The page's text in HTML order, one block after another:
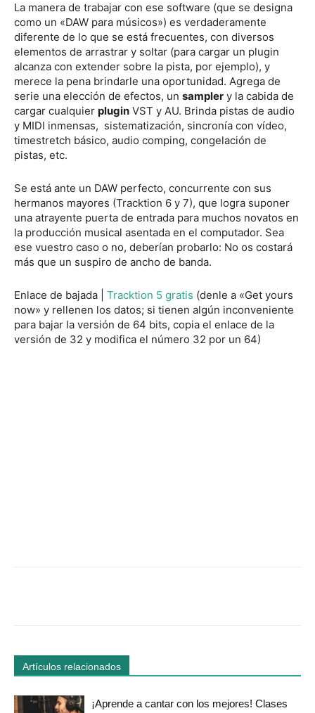
La manera de trabajar con ese software (que se designa
como un «DAW para músicos») es verdaderamente
diferente de lo que se está frecuentes, con diversos
elementos de arrastrar y soltar (para cargar un plugin
alcanza con extender sobre la pista, por ejemplo), y
merece la pena brindarle una oportunidad. Agrega de
serie una elección de efectos, un sampler y la cabida de
cargar cualquier plugin VST y AU. Brinda pistas de audio
y MIDI inmensas, sistematización, sincronía con vídeo,
timestretch básico, audio comping, congelación de
pistas, etc.
Se está ante un DAW perfecto, concurrente con sus
hermanos mayores (Tracktion 6 y 7), que logra suponer
una atrayente puerta de entrada para muchos novatos en
la producción musical asentada en el computador. Sea
ese vuestro caso o no, deberían probarlo: No os costará
más que un suspiro de ancho de banda.
Enlace de bajada | Tracktion 5 gratis (denle a «Get yours
now» y rellenen los datos; si tienen algún inconveniente
para bajar la versión de 64 bits, copia el enlace de la
versión de 32 y modifica el número 32 por un 64)
Artículos relacionados
¡Aprende a cantar con los mejores! Clases